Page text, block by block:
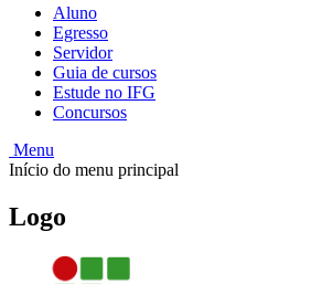
Aluno
Egresso
Servidor
Guia de cursos
Estude no IFG
Concursos
Menu
Início do menu principal
Logo